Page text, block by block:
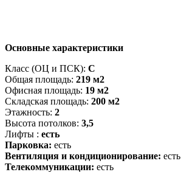
Основные характеристики
Класс (ОЦ и ПСК): C
Общая площадь: 219 м2
Офисная площадь: 19 м2
Складская площадь: 200 м2
Этажность: 2
Высота потолков: 3,5
Лифты : есть
Парковка: есть
Вентиляция и кондиционирование: есть
Телекоммуникации: есть